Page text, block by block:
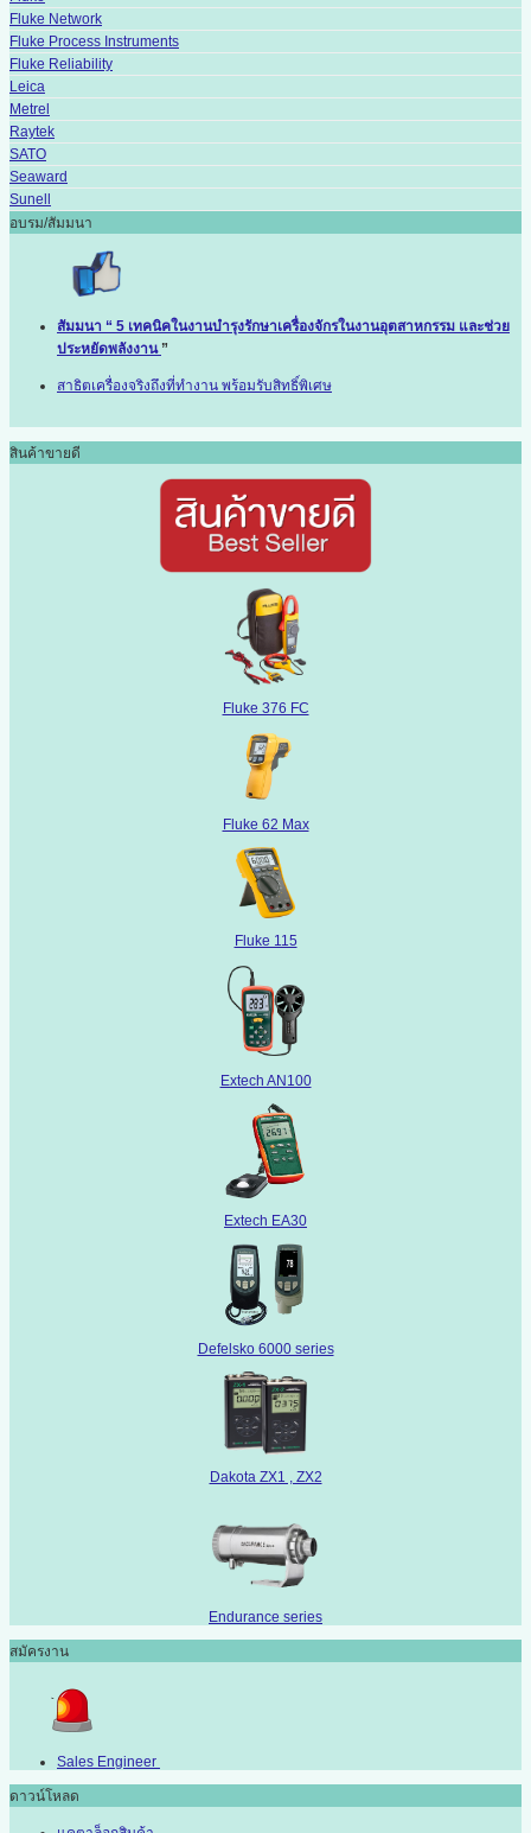
Fluke Network
Fluke Process Instruments
Fluke Reliability
Leica
Metrel
Raytek
SATO
Seaward
Sunell
อบรม/สัมมนา
สัมมนา “ 5 เทคนิคในงานบำรุงรักษาเครื่องจักรในงานอุตสาหกรรม และช่วย
ประหยัดพลังงาน ”
สาธิตเครื่องจริงถึงที่ทำงาน พร้อมรับสิทธิ์พิเศษ
สินค้าขายดี
Fluke 376 FC
Fluke 62 Max
Fluke 115
Extech AN100
Extech EA30
Defelsko 6000 series
Dakota ZX1 , ZX2
Endurance series
สมัครงาน
Sales Engineer
ดาวน์โหลด